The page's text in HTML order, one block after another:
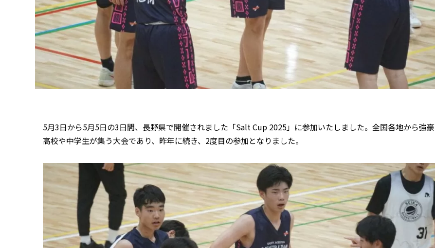
5月3日から5月5日の3日間、長野県で開催されました「Salt Cup 2025」に参加いたしました。全国各地から強豪
高校や中学生が集う大会であり、昨年に続き、2度目の参加となりました。